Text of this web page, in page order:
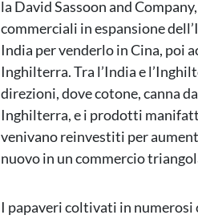
la David Sassoon and
commerciali in espansione
India per venderlo in Cina, poi
Inghilterra. Tra l’India e
direzioni, dove cotone, canna
Inghilterra, e i prodotti
venivano reinvestiti per
nuovo in un commercio
I papaveri coltivati in